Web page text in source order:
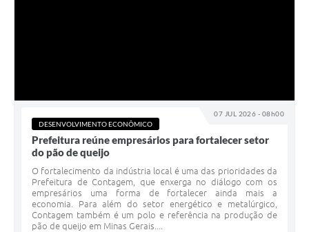
07 JUL 2026 - 08h00
DESENVOLVIMENTO ECONÔMICO
Prefeitura reúne empresários para fortalecer setor
do pão de queijo
O fortalecimento da indústria local é uma das prioridades da
Prefeitura de Contagem, que enxerga no diálogo com os
empresários uma forma de fortalecer ainda mais a
economia. Para além do setor energético e metalúrgico,
Contagem também é um polo e referência na produção de
pão de queijo em Minas Gerais....